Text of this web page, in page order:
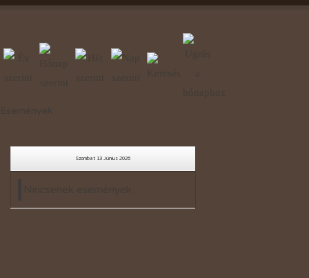
Szombat 13 Június 2026